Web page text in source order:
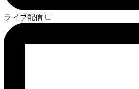
ライブ配信